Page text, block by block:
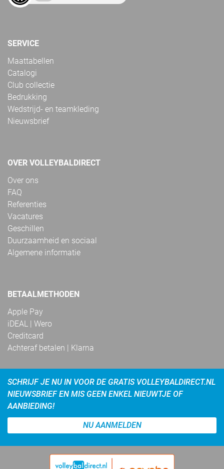
SERVICE
Maattabellen
Catalogi
Club collectie
Bedrukking
Wedstrijd- en teamkleding
Nieuwsbrief
OVER VOLLEYBALDIRECT
Over ons
FAQ
Referenties
Vacatures
Geschillen
Duurzaamheid en sociaal
Algemene informatie
BETAALMETHODEN
Apple Pay
iDEAL | Wero
Creditcard
Achteraf betalen | Klarna
SCHRIJF JE NU IN VOOR DE GRATIS VOLLEYBALDIRECT.NL
NIEUWSBRIEF EN MIS GEEN ENKEL NIEUWTJE OF
AANBIEDING!
NU AANMELDEN